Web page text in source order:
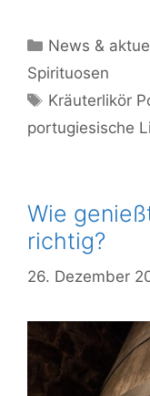
Kategorien
News &
Spirituosen
Schlagwörter
Kräuterlikör
portugiesische
Wie
richtig?
26. Dezember